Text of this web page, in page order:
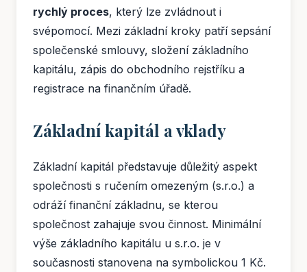
rychlý proces, který lze zvládnout i
svépomocí. Mezi základní kroky patří sepsání
společenské smlouvy, složení základního
kapitálu, zápis do obchodního rejstříku a
registrace na finančním úřadě.
Základní kapitál a vklady
Základní kapitál představuje důležitý aspekt
společnosti s ručením omezeným (s.r.o.) a
odráží finanční základnu, se kterou
společnost zahajuje svou činnost. Minimální
výše základního kapitálu u s.r.o. je v
současnosti stanovena na symbolickou 1 Kč.